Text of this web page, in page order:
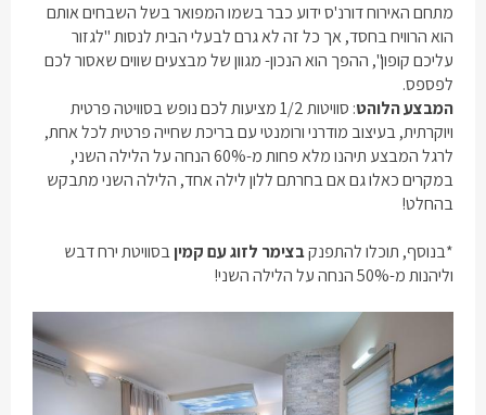
מתחם האירוח דורנ'ס ידוע כבר בשמו המפואר בשל השבחים אותם
הוא הרוויח בחסד, אך כל זה לא גרם לבעלי הבית לנסות "לגזור
עליכם קופון", ההפך הוא הנכון- מגוון של מבצעים שווים שאסור לכם
לפספס.
המבצע הלוהט
: סוויטות 1/2 מציעות לכם נופש בסוויטה פרטית
ויוקרתית, בעיצוב מודרני ורומנטי עם בריכת שחייה פרטית לכל אחת,
לרגל המבצע תיהנו מלא פחות מ-60% הנחה על הלילה השני,
במקרים כאלו גם אם בחרתם ללון לילה אחד, הלילה השני מתבקש
בהחלט!
*בנוסף, תוכלו להתפנקבצימר לזוג עם קמיןבסוויטת ירח דבש
וליהנות מ-50% הנחה על הלילה השני!